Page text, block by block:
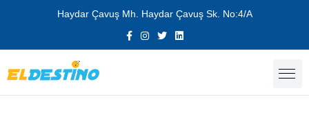
Haydar Çavuş Mh. Haydar Çavuş Sk. No:4/A